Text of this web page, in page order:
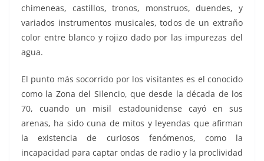
chimeneas, castillos, tronos, monstruos, duendes, y
variados instrumentos musicales, todos de un extraño
color entre blanco y rojizo dado por las impurezas del
agua.
El punto más socorrido por los visitantes es el conocido
como la Zona del Silencio, que desde la década de los
70, cuando un misil estadounidense cayó en sus
arenas, ha sido cuna de mitos y leyendas que afirman
la existencia de curiosos fenómenos, como la
incapacidad para captar ondas de radio y la proclividad